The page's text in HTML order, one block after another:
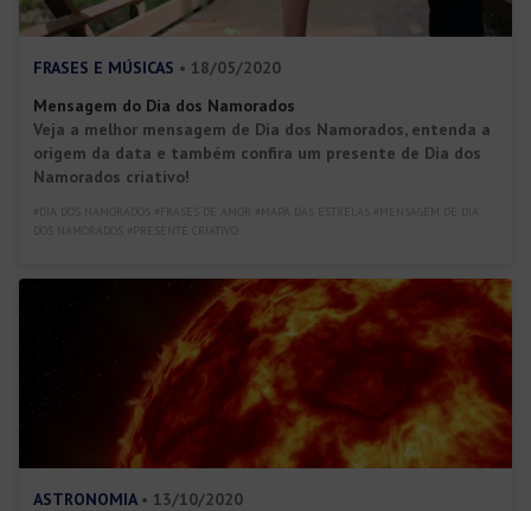
FRASES E MÚSICAS • 18/05/2020
Mensagem do Dia dos Namorados
Veja a melhor mensagem de Dia dos Namorados, entenda a
origem da data e também confira um presente de Dia dos
Namorados criativo!
ASTRONOMIA • 13/10/2020